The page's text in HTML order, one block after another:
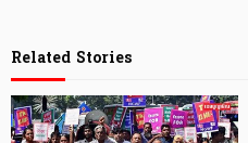
Related Stories